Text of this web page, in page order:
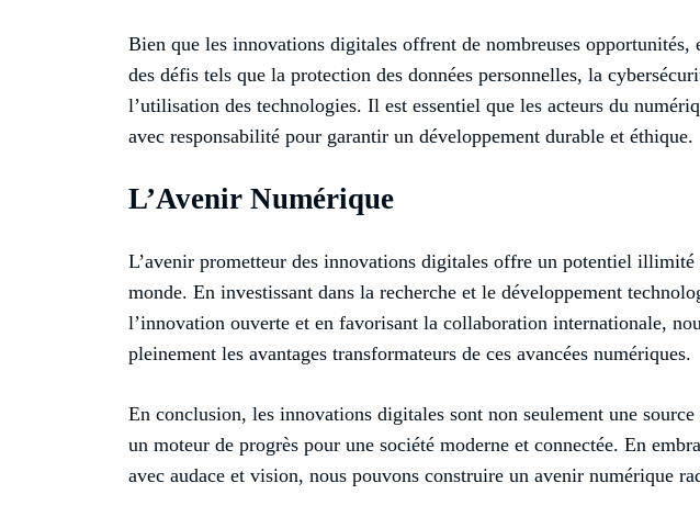
Bien que les innovations digitales offrent de nombreuses opportunités,
des défis tels que la protection des données personnelles, la
l’utilisation des technologies. Il est essentiel que les acteurs du
avec responsabilité pour garantir un développement durable et éthique.
L’Avenir Numérique
L’avenir prometteur des innovations digitales offre un potentiel illimité
monde. En investissant dans la recherche et le développement
l’innovation ouverte et en favorisant la collaboration internationale,
pleinement les avantages transformateurs de ces avancées numériques.
En conclusion, les innovations digitales sont non seulement une
un moteur de progrès pour une société moderne et connectée. En
avec audace et vision, nous pouvons construire un avenir numérique